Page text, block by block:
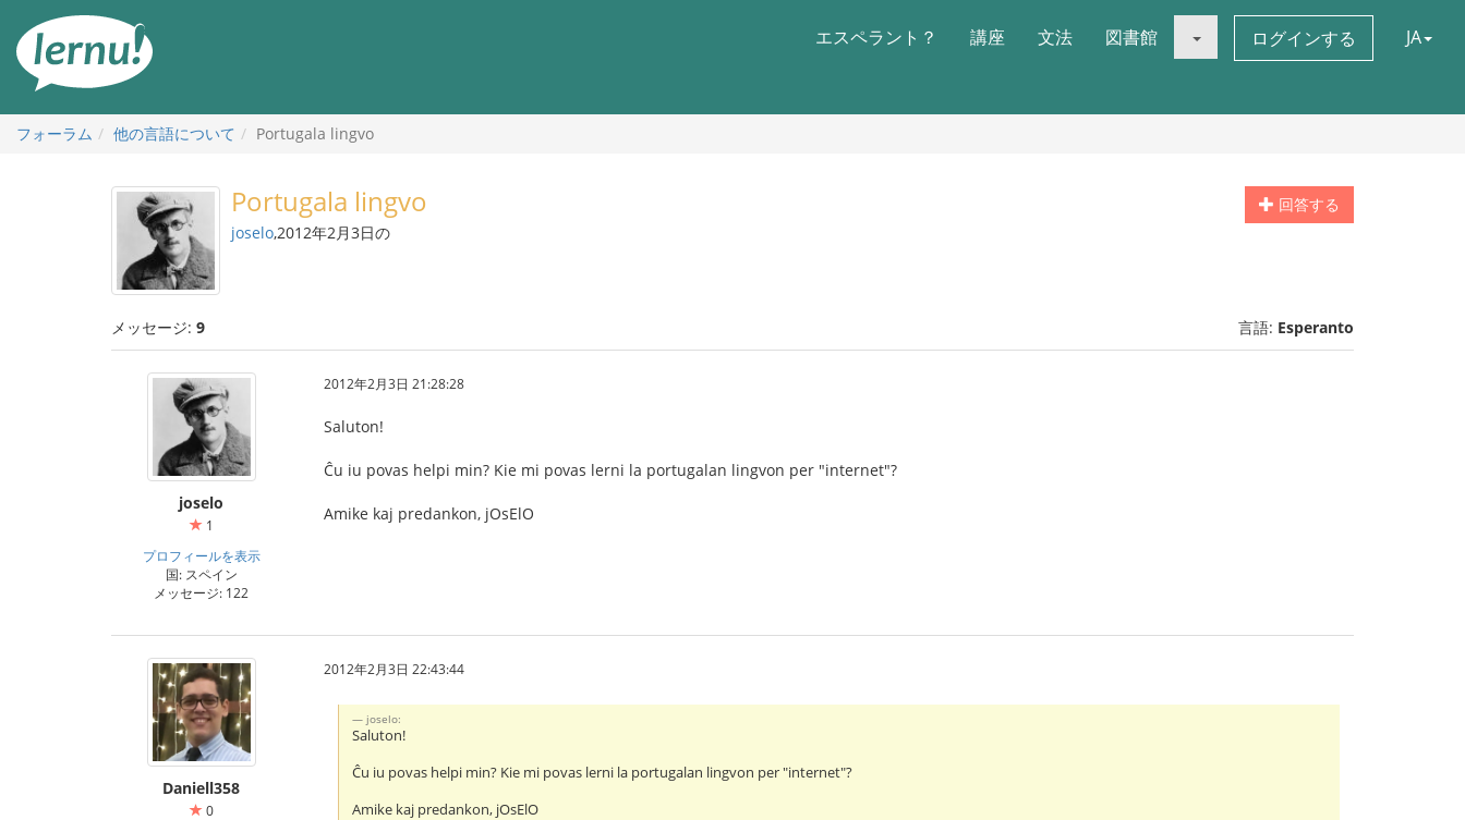
エスペラント？ 講座 文法 図書館 ログインする JA
フォーラム 他の言語について Portugala lingvo
回答する
Portugala lingvo
joselo,2012年2月3日の
メッセージ: 9 言語: Esperanto
joselo
1
プロフィールを表示
国: スペイン
メッセージ: 122
2012年2月3日 21:28:28
Saluton!
Ĉu iu povas helpi min? Kie mi povas lerni la portugalan lingvon per "internet"?
Amike kaj predankon, jOsElO
Daniell358
0
2012年2月3日 22:43:44
joselo:
Saluton!
Ĉu iu povas helpi min? Kie mi povas lerni la portugalan lingvon per "internet"?
Amike kaj predankon, jOsElO